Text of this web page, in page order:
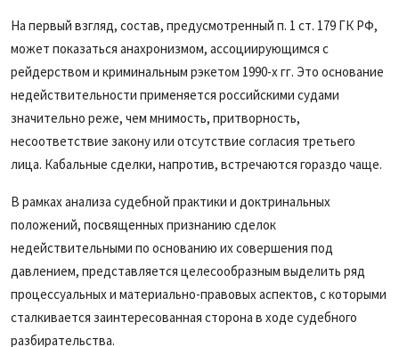
На первый взгляд, состав, предусмотренный п. 1 ст. 179 ГК РФ,
может показаться анахронизмом, ассоциирующимся с
рейдерством и криминальным рэкетом 1990-х гг. Это основание
недействительности применяется российскими судами
значительно реже, чем мнимость, притворность,
несоответствие закону или отсутствие согласия третьего
лица. Кабальные сделки, напротив, встречаются гораздо чаще.
В рамках анализа судебной практики и доктринальных
положений, посвященных признанию сделок
недействительными по основанию их совершения под
давлением, представляется целесообразным выделить ряд
процессуальных и материально-правовых аспектов, с которыми
сталкивается заинтересованная сторона в ходе судебного
разбирательства.